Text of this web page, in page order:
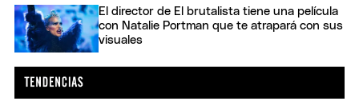
El director de El brutalista tiene una película
con Natalie Portman que te atrapará con sus
visuales